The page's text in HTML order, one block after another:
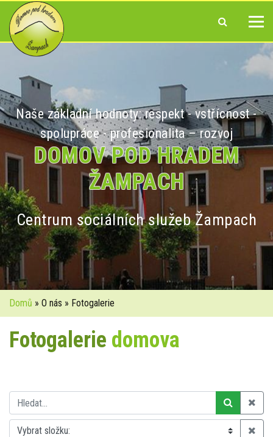
Naše základní hodnoty: respekt - vstřícnost -
spolupráce - profesionalita – rozvoj
DOMOV POD HRADEM
ŽAMPACH
Centrum sociálních služeb Žampach
Domů » O nás » Fotogalerie
Fotogalerie domova